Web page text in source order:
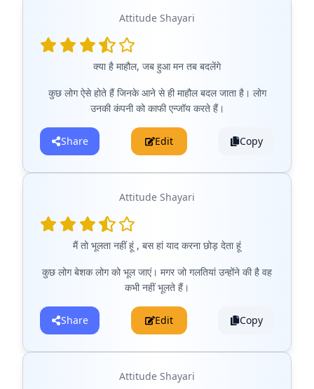
Attitude Shayari
क्या है माहौल, जब हुआ मन तब बदलेंगे
कुछ लोग ऐसे होते हैं जिनके आने से ही माहौल बदल जाता है। लोग
उनकी कंपनी को काफी एन्जॉय करते हैं।
Share Edit Copy
Attitude Shayari
मैं तो भूलता नहीं हूं , बस हां याद करना छोड़ देता हूं
कुछ लोग बेशक लोग को भूल जाएं। मगर जो गलतियां उन्होंने की है वह
कभी नहीं भूलते हैं।
Share Edit Copy
Attitude Shayari